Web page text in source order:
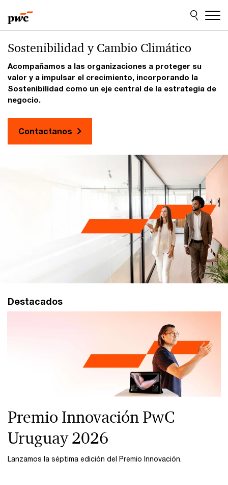
to
content
to
footer
Uruguay
Construimos
relaciones
creamos
valor
Sostenibilidad y Cambio Climático
Acompañamos a las organizaciones a proteger su
valor y a impulsar el crecimiento, incorporando la
Sostenibilidad como un eje central de la estrategia de
negocio.
Contactanos
Destacados
Premio Innovación PwC
Uruguay 2026
Lanzamos la séptima edición del Premio Innovación.